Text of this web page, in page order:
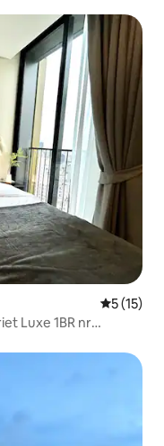
5 (15)
Luxe 1BR nr